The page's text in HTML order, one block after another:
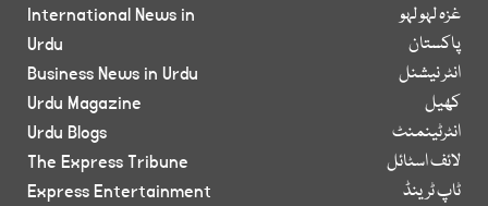
غزہ لہو لہو
پاکستان
انٹر نیشنل
کھیل
انٹرٹینمنٹ
لائف اسٹائل
ٹاپ ٹرینڈ
International News in
Urdu
Business News in Urdu
Urdu Magazine
Urdu Blogs
The Express Tribune
Express Entertainment